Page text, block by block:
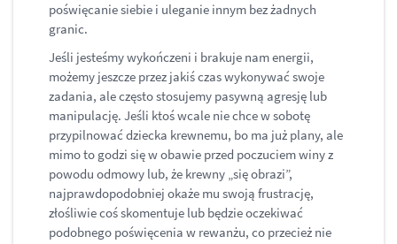
poświęcanie siebie i uleganie innym bez żadnych
granic.
Jeśli jesteśmy wykończeni i brakuje nam energii,
możemy jeszcze przez jakiś czas wykonywać swoje
zadania, ale często stosujemy pasywną agresję lub
manipulację. Jeśli ktoś wcale nie chce w sobotę
przypilnować dziecka krewnemu, bo ma już plany, ale
mimo to godzi się w obawie przed poczuciem winy z
powodu odmowy lub, że krewny „się obrazi”,
najprawdopodobniej okaże mu swoją frustrację,
złośliwie coś skomentuje lub będzie oczekiwać
podobnego poświęcenia w rewanżu, co przecież nie